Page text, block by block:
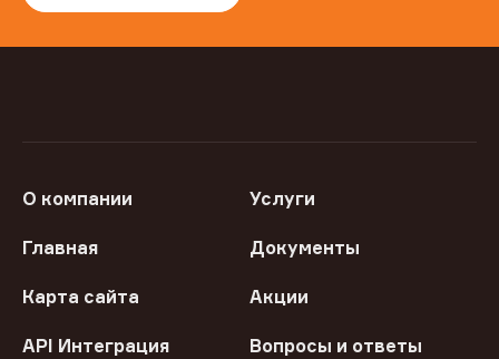
О компании Услуги
Главная Документы
Карта сайта Акции
API Интеграция Вопросы и ответы